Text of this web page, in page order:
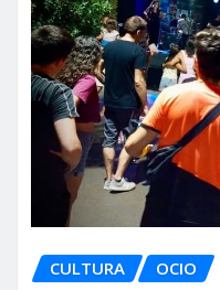
CULTURA OCIO